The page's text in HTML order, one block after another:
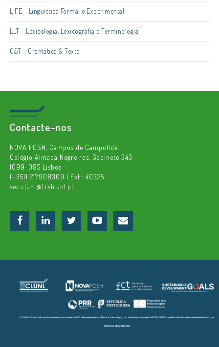
LiFE – Linguística Formal e Experimental
LLT – Lexicologia, Lexicografia e Terminologia
G&T – Gramática & Texto
Contacte-nos
NOVA FCSH, Campus de Campolide
Colégio Almada Negreiros, Gabinete 343
1099-085 Lisboa
(+351) 217908309 | Ext.: 40325
sec.clunl@fcsh.unl.pt